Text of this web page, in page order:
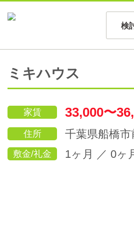
検
ミキハウス
家賃 33,000〜
住所 千葉県船橋市
敷金/礼金 1ヶ月 ／ 0ヶ